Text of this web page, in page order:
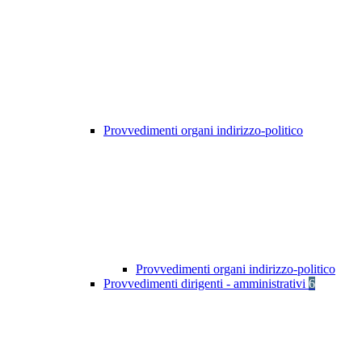
Provvedimenti organi indirizzo-politico
Provvedimenti organi indirizzo-politico
Provvedimenti dirigenti - amministrativi 6